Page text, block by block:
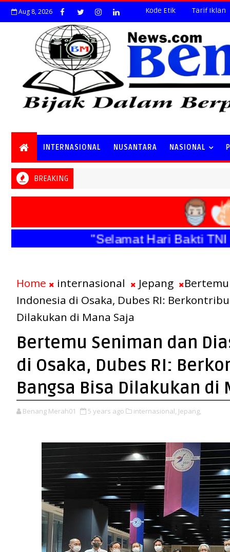
Aug 8, 2026 Kode Etik Tarif Iklan
INTERNASIONAL NUSANTARA NASIONAL
BREAKING
"Selamat Hari Bakti TNI
Home internasional Jepang
Indonesia di Osaka, Dubes RI:
Dilakukan di Mana Saja
Bertemu Seniman dan
di Osaka, Dubes RI:
Bangsa Bisa Dilakukan di
Benang Merah01 5 years ago internasional, Jepang,